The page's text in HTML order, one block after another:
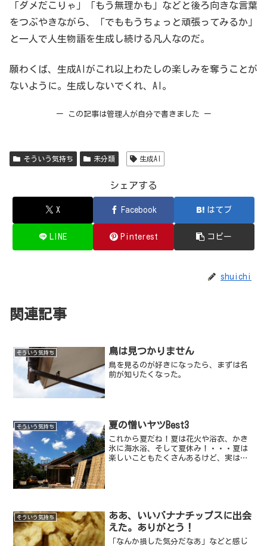
「ダメだこりゃ」「もう無理かも」などと後ろ向きな言葉
をつぶやきながら、「でももうちょっと頑張ってみるか」
と一人で人生物語を生成し続ける凡人なのだ。
願わくば、生成AIがこれ以上わたしの楽しみを奪うことが
ないように。生成しないでくれ、AI。
ー この記事は管理人が自分で書きました ー
そういう気持ち 未分類 生成AI
シェアする
X Facebook はてブ
LINE Pinterest コピー
shuichi
関連記事
そういう気持ち 鳥は見つかりません
鳥を見るのが好きになったら、まずは名
前が知りたくなった。
そういう気持ち 夏の憎いヤツBest3
これから夏だね！夏は花火や浴衣、かき
氷に海水浴、そして夏休み！・・・夏は
楽しいこともたくさんあるけど、実はと
そういう気持ち
ああ、いいバナナチップスに出会
えた。ありがとう！
「なんか損した気分だなあ」などと感じ